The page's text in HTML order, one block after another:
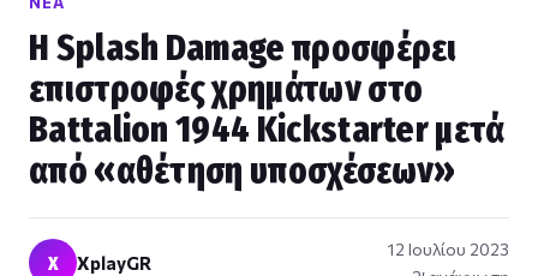
Η Splash Damage προσφέρει
επιστροφές χρημάτων στο
Battalion 1944 Kickstarter μετά
από «αθέτηση υποσχέσεων»
X XplayGR
12 Ιουλίου 2023